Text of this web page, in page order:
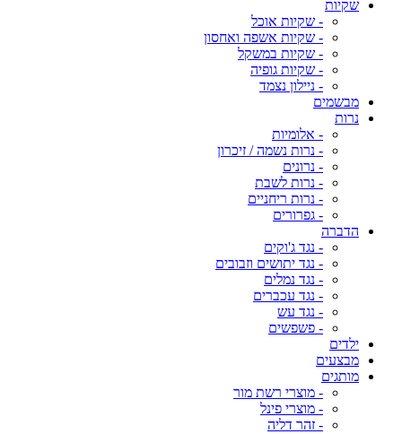
שקיות
- שקיות אוכל
- שקיות אשפה ואחסון
- שקיות במשקל
- שקיות גופיה
- ניילון נצמד
מבשמים
נרות
- אלומיות
- נרות נשמה / זיכרון
- נרונים
- נרות לשבת
- נרות ריחניים
- גפרורים
הדברה
- נגד ג'וקים
- נגד יתושים וזבובים
- נגד נמלים
- נגד עכברים
- נגד עש
- פשפשים
ילדים
מבצעים
מותגים
- מוצרי רשת מור
- מוצרי פינל
- זהר דליה